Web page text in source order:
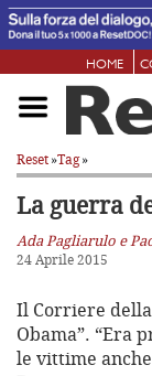
HOME
Reset»Tag»
La guerra
Ada Pagliarulo e
24 Aprile 2015
Il Corriere della
Obama”. “Era
le vittime anche